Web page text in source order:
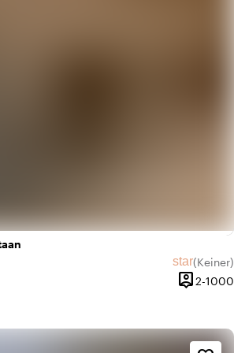
star(Keiner)
Keine
person_pin
Kapazität
2-1000